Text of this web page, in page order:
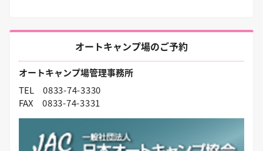
オートキャンプ場のご予約
オートキャンプ場管理事務所
TEL 0833-74-3330
FAX 0833-74-3331